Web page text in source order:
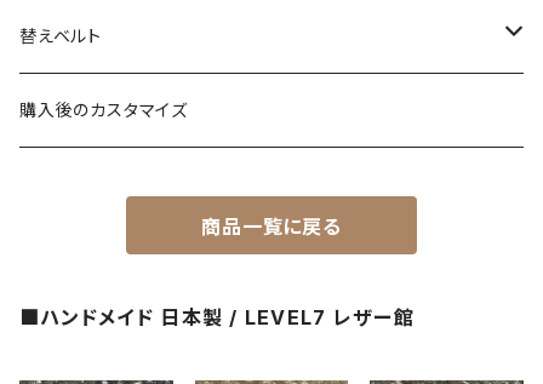
1ST文字盤
2ND文字盤
X1文字盤
1ST文字盤
ケース/ケースバック
CROWN（リューズ）
べセル
替えベルト
レザーベルト
一点モノ-即納（ハンドメイド）
MPGシリーズ
ステンレスベルト
ラバーベルト
購入後のカスタマイズ
商品一覧に戻る
■ハンドメイド 日本製 / LEVEL7 レザー館